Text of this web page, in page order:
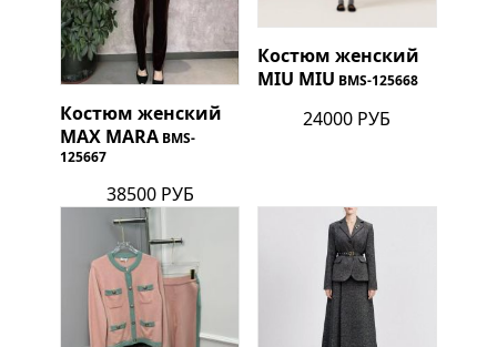
Костюм женский
MAX MARA BMS-
125667
38500 РУБ
Костюм женский
MIU MIU BMS-125668
24000 РУБ